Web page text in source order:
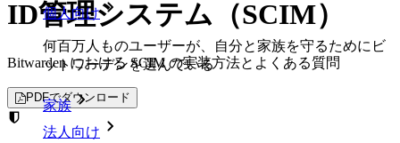
個人向け
何百万人ものユーザーが、自分と家族を守るためにビ
ットワーデンを選んでいる
家族
法人向け
ID管理システム（SCIM）
Bitwarden における SCIM の実装方法とよくある質問
PDFでダウンロード